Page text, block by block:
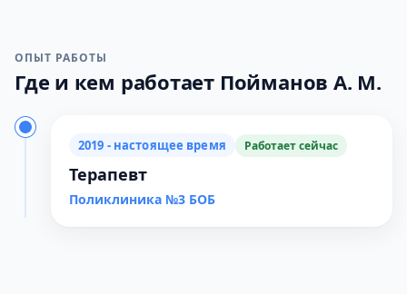
ОПЫТ РАБОТЫ
Где и кем работает Пойманов А. М.
2019 - настоящее время Работает сейчас
Терапевт
Поликлиника №3 БОБ